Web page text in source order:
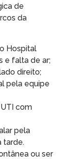
de
da
Hospital
e falta de ar;
direito;
pela equipe
com
pela
tarde.
ou ser